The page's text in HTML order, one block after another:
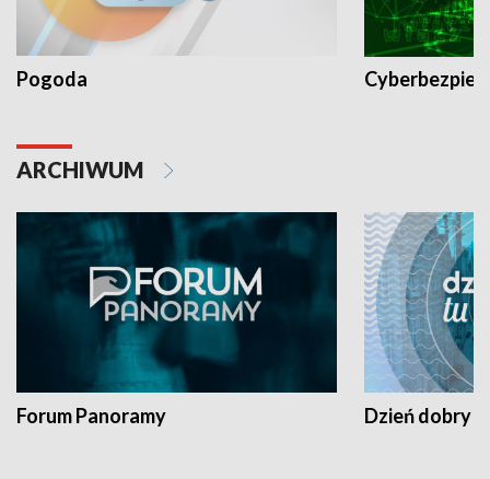
Pogoda
ARCHIWUM
Forum Panoramy Dzień dobry